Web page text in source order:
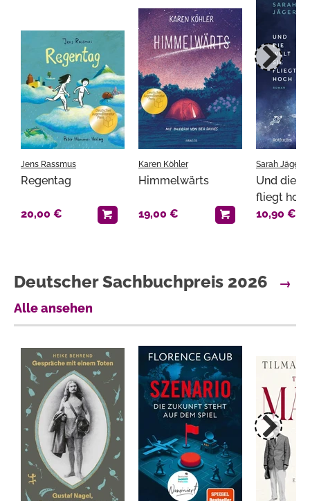
Jens Rassmus
Regentag
20,00 €
Karen Köhler
Himmelwärts
19,00 €
Sarah Jäger
Und die
fliegt
10,90 €
Deutscher Sachbuchpreis 2026
→
Alle ansehen